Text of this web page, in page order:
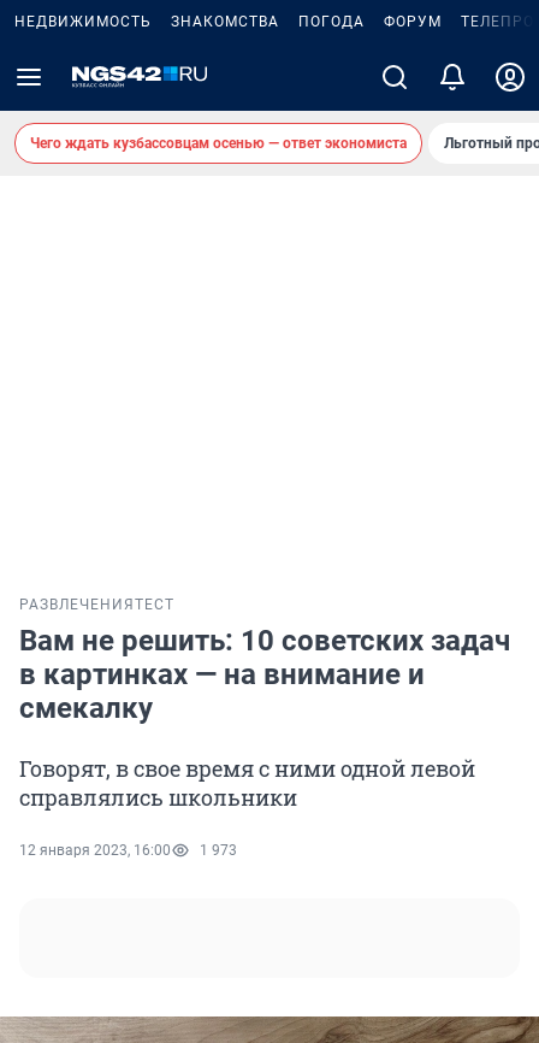
НЕДВИЖИМОСТЬ ЗНАКОМСТВА ПОГОДА ФОРУМ
Чего ждать кузбассовцам осенью — ответ экономиста Льготный
РАЗВЛЕЧЕНИЯ ТЕСТ
Вам не решить: 10 советских задач
в картинках — на внимание и
смекалку
Говорят, в свое время с ними одной левой
справлялись школьники
12 января 2023, 16:00 1 973